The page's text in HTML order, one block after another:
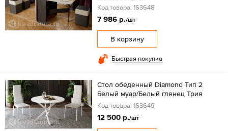
Код товара: 163648
7 986 р./шт
В корзину
Быстрая покупка
Стол обеденный Diamond Тип 2
Белый муар/Белый глянец Трия
Код товара: 163649
12 500 р./шт